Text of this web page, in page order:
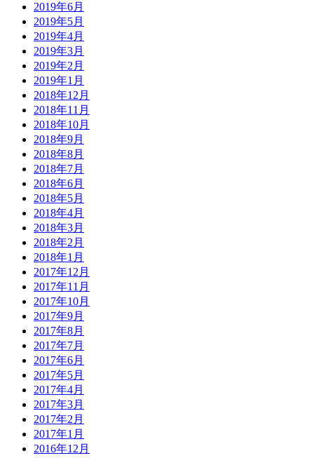
2019年6月
2019年5月
2019年4月
2019年3月
2019年2月
2019年1月
2018年12月
2018年11月
2018年10月
2018年9月
2018年8月
2018年7月
2018年6月
2018年5月
2018年4月
2018年3月
2018年2月
2018年1月
2017年12月
2017年11月
2017年10月
2017年9月
2017年8月
2017年7月
2017年6月
2017年5月
2017年4月
2017年3月
2017年2月
2017年1月
2016年12月